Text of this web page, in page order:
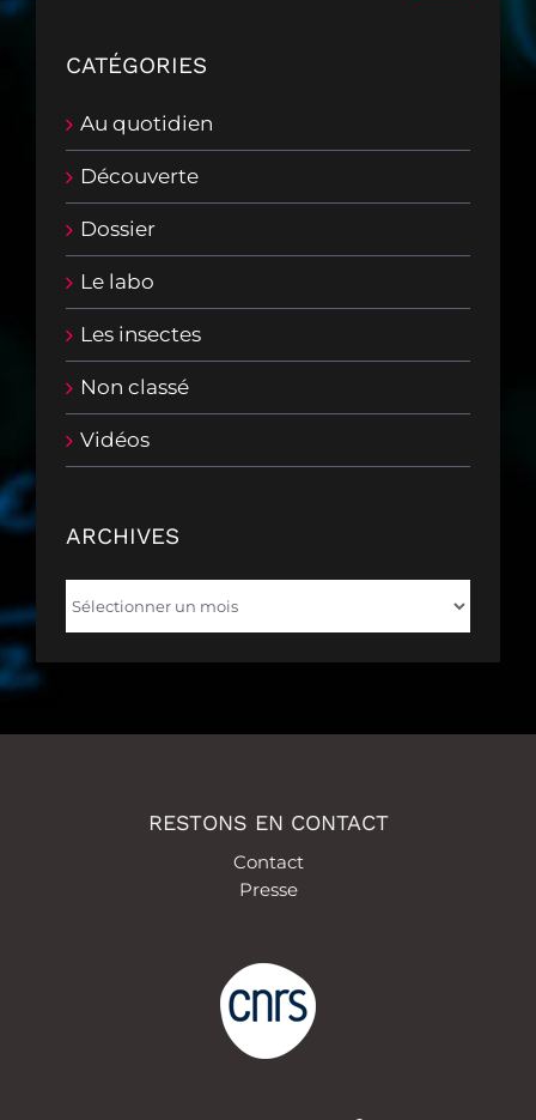
CATÉGORIES
Au quotidien
Découverte
Dossier
Le labo
Les insectes
Non classé
Vidéos
ARCHIVES
RESTONS EN CONTACT
Contact
Presse